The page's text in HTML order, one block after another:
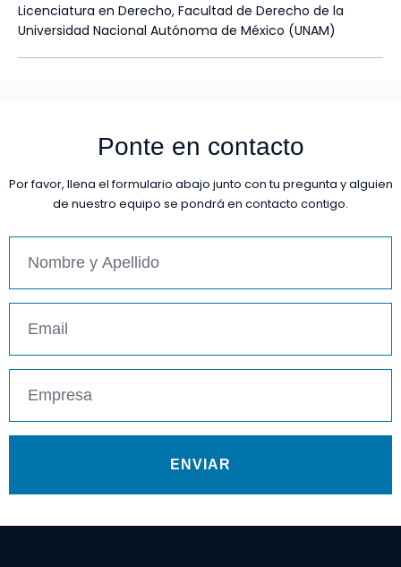
Licenciatura en Derecho, Facultad de Derecho de la
Universidad Nacional Autónoma de México (UNAM)
Ponte en contacto
Por favor, llena el formulario abajo junto con tu pregunta y alguien
de nuestro equipo se pondrá en contacto contigo.
ENVIAR